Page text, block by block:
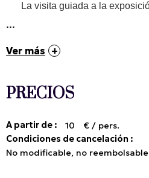
La visita guiada a la
...
Ver más
PRECIOS
A partir de : 10
€ / pers.
Condiciones de cancelación :
No modificable, no